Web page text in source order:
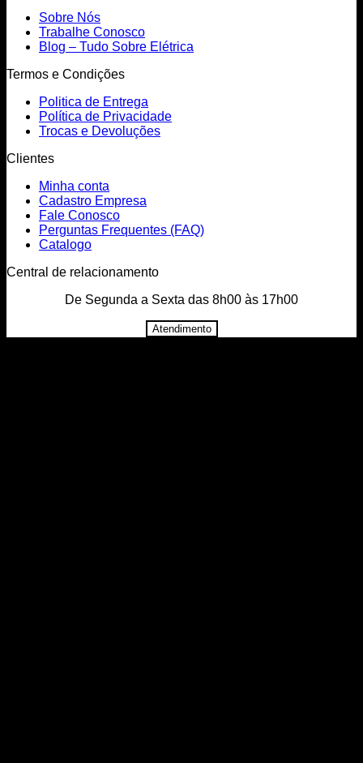
Sobre Nós
Trabalhe Conosco
Blog – Tudo Sobre Elétrica
Termos e Condições
Politica de Entrega
Política de Privacidade
Trocas e Devoluções
Clientes
Minha conta
Cadastro Empresa
Fale Conosco
Perguntas Frequentes (FAQ)
Catalogo
Central de relacionamento
De Segunda a Sexta das 8h00 às 17h00